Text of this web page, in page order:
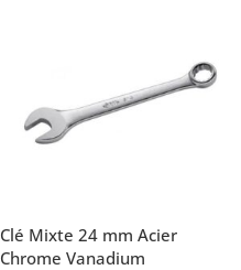
Clé Mixte 24 mm Acier
Chrome Vanadium